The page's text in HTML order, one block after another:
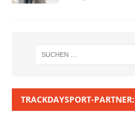
TRACKDAYSPORT-PARTNER: